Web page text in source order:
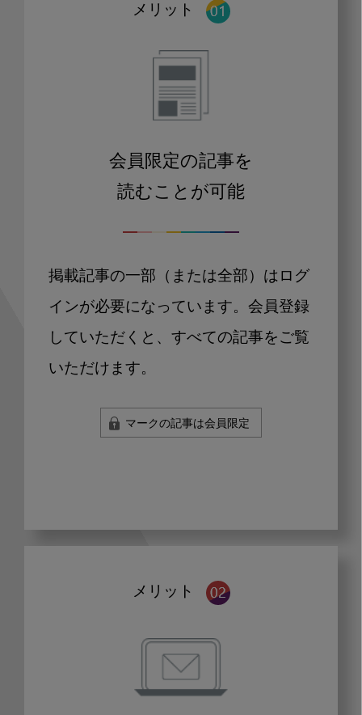
メリット
会員限定の記事を
読むことが可能
掲載記事の一部（または全部）はログ
インが必要になっています。会員登録
していただくと、すべての記事をご覧
いただけます。
マークの記事は会員限定
メリット